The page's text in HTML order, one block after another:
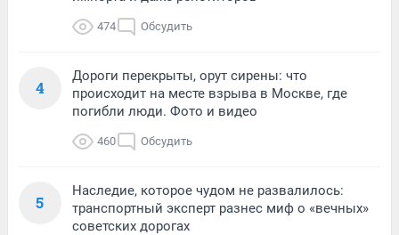
474 Обсудить
4
Дороги перекрыты, орут сирены: что
происходит на месте взрыва в Москве, где
погибли люди. Фото и видео
460 Обсудить
5
Наследие, которое чудом не развалилось:
транспортный эксперт разнес миф о «вечных»
советских дорогах